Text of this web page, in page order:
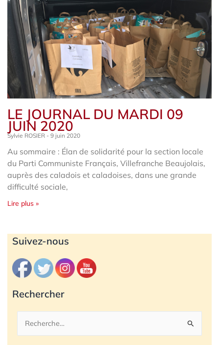
LE JOURNAL DU MARDI 09
JUIN 2020
Sylvie ROSIER 9 juin 2020
Au sommaire : Élan de solidarité pour la section locale
du Parti Communiste Français, Villefranche Beaujolais,
auprès des caladois et caladoises, dans une grande
difficulté sociale,
Lire plus »
Suivez-nous
Rechercher
Rechercher :
Archives